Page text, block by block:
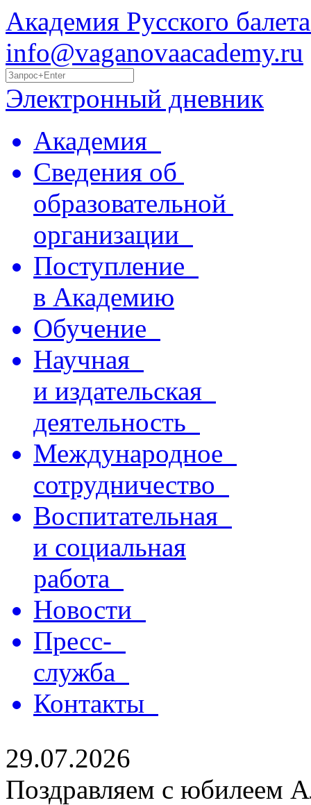
Академия Русского
info@vaganovaacademy.ru
Электронный дневник
Академия
Сведения об
образовательной
организации
Поступление
в Академию
Обучение
Научная
и издательская
деятельность
Международное
сотрудничество
Воспитательная
и социальная
работа
Новости
Пресс-
служба
Контакты
29.07.2026
Поздравляем с юбилеем